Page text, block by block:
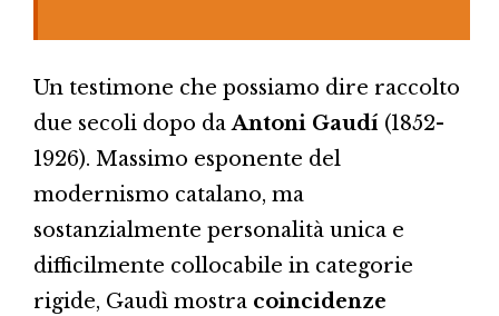
Un testimone che possiamo dire raccolto
due secoli dopo daAntoni Gaudí (1852-
1926). Massimo esponente del
modernismo catalano, ma
sostanzialmente personalità unica e
difficilmente collocabile in categorie
rigide, Gaudì mostra coincidenze